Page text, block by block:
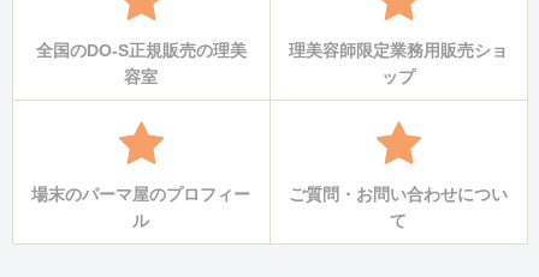
全国のDO-S正規販売の理美
容室
理美容師限定業務用販売ショ
ップ
場末のパーマ屋のプロフィー
ル
ご質問・お問い合わせについ
て